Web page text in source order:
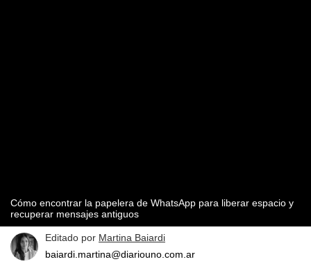
Cómo encontrar la papelera de WhatsApp para liberar espacio y
recuperar mensajes antiguos
Editado por Martina Baiardi
baiardi.martina@diariouno.com.ar